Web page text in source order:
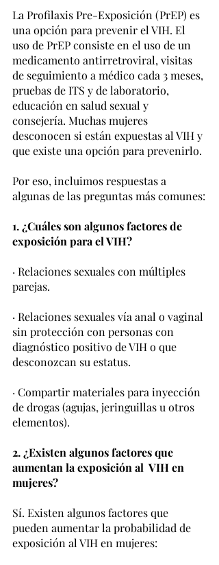
La Profilaxis Pre-Exposición (PrEP) es
una opción para prevenir el VIH. El
uso de PrEP consiste en el uso de un
medicamento antirretroviral, visitas
de seguimiento a médico cada 3 meses,
pruebas de ITS y de laboratorio,
educación en salud sexual y
consejería. Muchas mujeres
desconocen si están expuestas al VIH y
que existe una opción para prevenirlo.
Por eso, incluimos respuestas a
algunas de las preguntas más comunes:
1. ¿Cuáles son algunos factores de
exposición para el VIH?
· Relaciones sexuales con múltiples
parejas.
· Relaciones sexuales vía anal o vaginal
sin protección con personas con
diagnóstico positivo de VIH o que
desconozcan su estatus.
· Compartir materiales para inyección
de drogas (agujas, jeringuillas u otros
elementos).
2. ¿Existen algunos factores que
aumentan la exposición al  VIH en
mujeres?
Sí. Existen algunos factores que
pueden aumentar la probabilidad de
exposición al VIH en mujeres: